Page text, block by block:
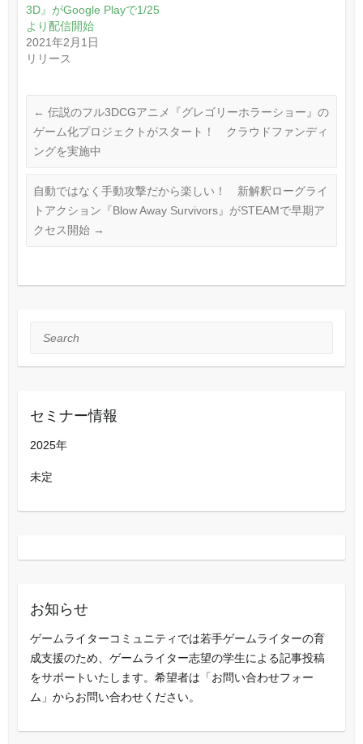
3D』がGoogle Playで1/25
より配信開始
2021年2月1日
リリース
← 伝説のフル3DCGアニメ『グレゴリーホラーショー』の
ゲーム化プロジェクトがスタート！ クラウドファンディ
ングを実施中
自動ではなく手動攻撃だから楽しい！ 新解釈ローグライ
トアクション『Blow Away Survivors』がSTEAMで早期ア
クセス開始 →
Search
セミナー情報
2025年
未定
お知らせ
ゲームライターコミュニティでは若手ゲームライターの育
成支援のため、ゲームライター志望の学生による記事投稿
をサポートいたします。希望者は「お問い合わせフォー
ム」からお問い合わせください。